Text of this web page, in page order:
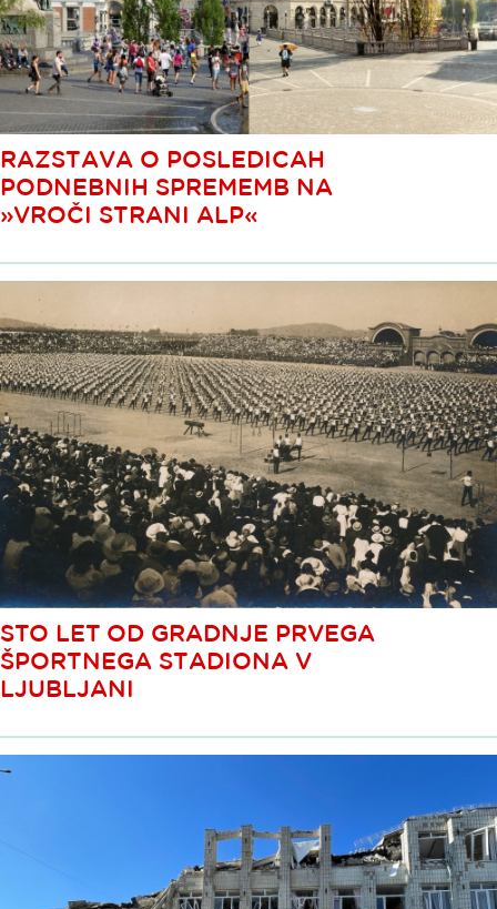
RAZSTAVA O POSLEDICAH
PODNEBNIH SPREMEMB NA
»VROČI STRANI ALP«
STO LET OD GRADNJE PRVEGA
ŠPORTNEGA STADIONA V
LJUBLJANI